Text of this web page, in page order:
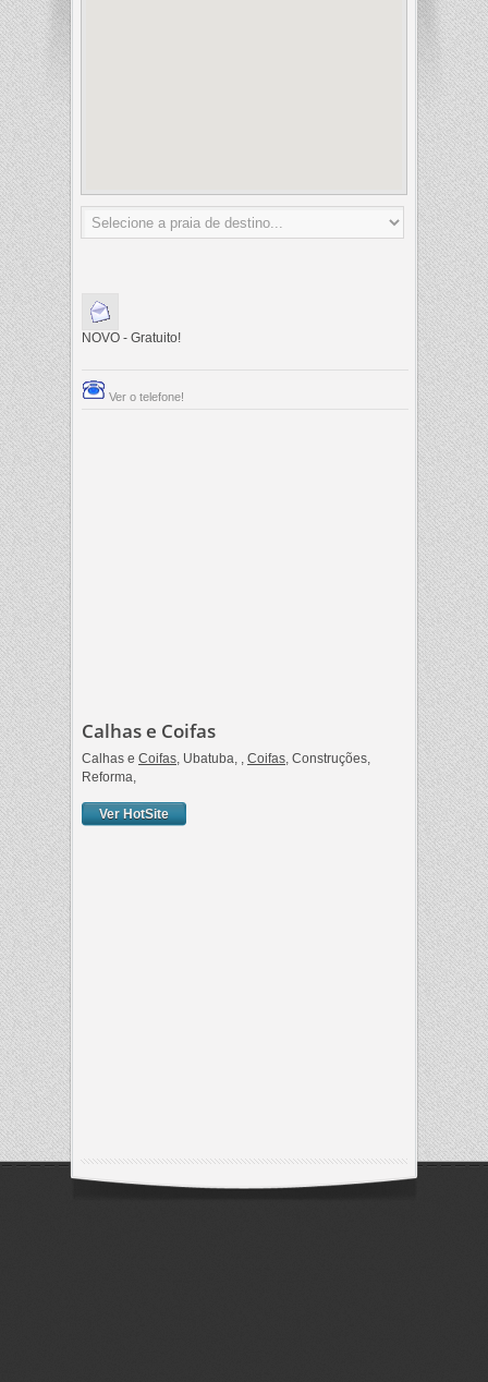
NOVO - Gratuito!
Ver o telefone!
Calhas e Coifas
Calhas e Coifas, Ubatuba, , Coifas, Construções,
Reforma,
Ver HotSite